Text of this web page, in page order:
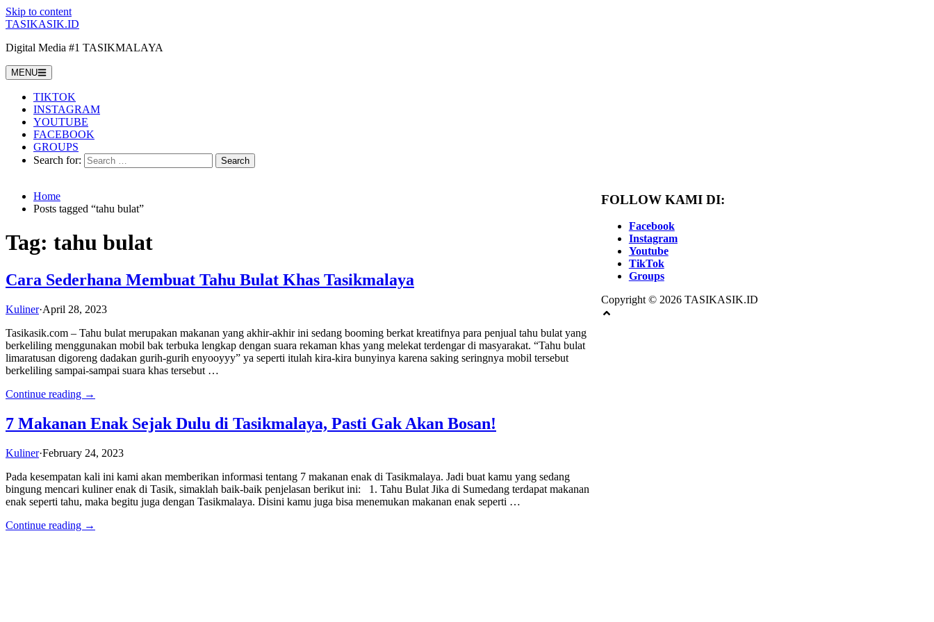
Skip to content
TASIKASIK.ID
Digital Media #1 TASIKMALAYA
MENU
TIKTOK
INSTAGRAM
YOUTUBE
FACEBOOK
GROUPS
Search for:
Home
Posts tagged “tahu bulat”
Tag: tahu bulat
Cara Sederhana Membuat Tahu Bulat Khas Tasikmalaya
Kuliner·April 28, 2023
Tasikasik.com – Tahu bulat merupakan makanan yang akhir-akhir ini sedang booming berkat kreatifnya para penjual tahu bulat yang
berkeliling menggunakan mobil bak terbuka lengkap dengan suara rekaman khas yang melekat terdengar di masyarakat. “Tahu bulat
limaratusan digoreng dadakan gurih-gurih enyooyyy” ya seperti itulah kira-kira bunyinya karena saking seringnya mobil tersebut
berkeliling sampai-sampai suara khas tersebut …
Continue reading →
7 Makanan Enak Sejak Dulu di Tasikmalaya, Pasti Gak Akan Bosan!
Kuliner·February 24, 2023
Pada kesempatan kali ini kami akan memberikan informasi tentang 7 makanan enak di Tasikmalaya. Jadi buat kamu yang sedang
bingung mencari kuliner enak di Tasik, simaklah baik-baik penjelasan berikut ini: 1. Tahu Bulat Jika di Sumedang terdapat makanan
enak seperti tahu, maka begitu juga dengan Tasikmalaya. Disini kamu juga bisa menemukan makanan enak seperti …
Continue reading →
FOLLOW KAMI DI:
Facebook
Instagram
Youtube
TikTok
Groups
Copyright © 2026 TASIKASIK.ID